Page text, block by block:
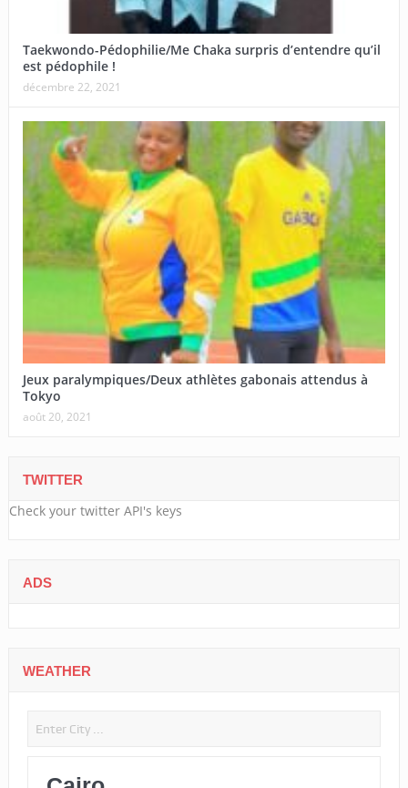
Taekwondo-Pédophilie/Me Chaka surpris d’entendre qu’il
est pédophile !
décembre 22, 2021
Jeux paralympiques/Deux athlètes gabonais attendus à
Tokyo
août 20, 2021
TWITTER
Check your twitter API's keys
ADS
WEATHER